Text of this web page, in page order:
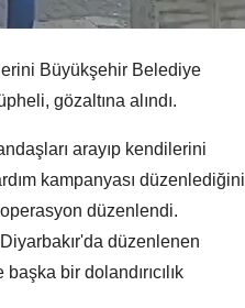
Büyükşehir Belediye
gözaltına alındı.
arayıp kendilerini
kampanyası düzenlediğini
düzenlendi.
düzenlenen
bir dolandırıcılık